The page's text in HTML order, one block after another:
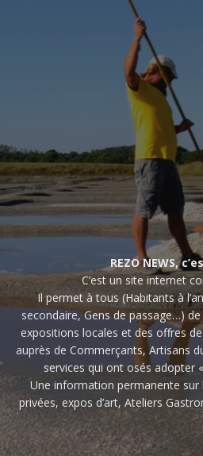
REZO NEWS,
C’est un site internet
Il permet à tous (Habitants à
secondaire, Gens de passage…)
expositions locales et des offres
auprès de Commerçants, Artisans
services qui ont osés adopter
Une information permanente sur
privées, expos d’art, Ateliers